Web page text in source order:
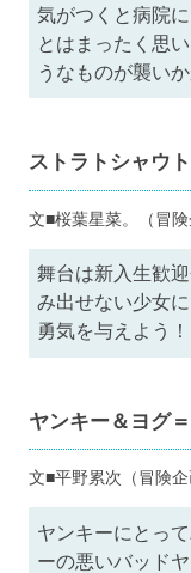
気がつくと病院
とはまったく思
うなものが襲いか
ストラトシャウト
文■桜葉星菜。（冒
舞台は新入生歓
み出せない少女
勇気を与えよう！
ヤンキー＆ヨグ
文■平野累次（冒険
ヤンキーにとっ
ーの悪いバッド